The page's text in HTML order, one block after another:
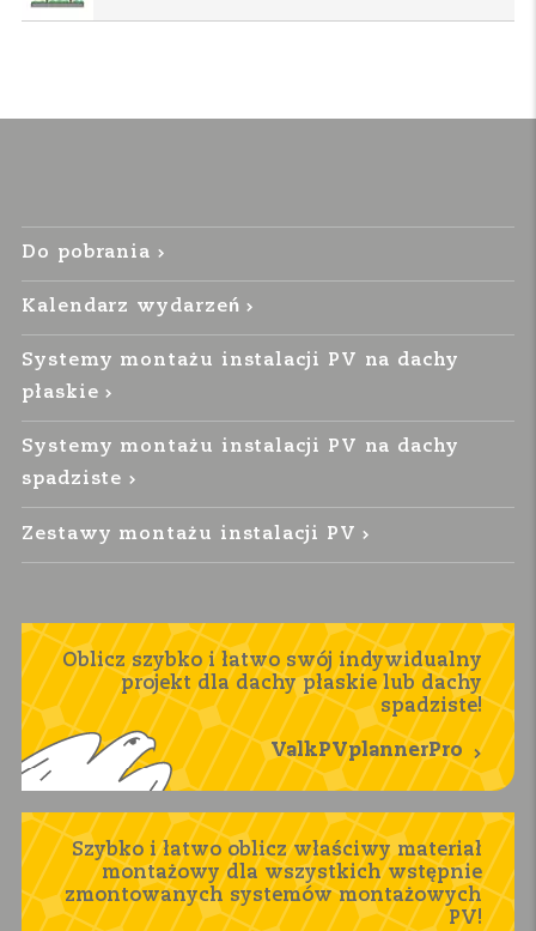
Do pobrania
Kalendarz wydarzeń
Systemy montażu instalacji PV na dachy
płaskie
Systemy montażu instalacji PV na dachy
spadziste
Zestawy montażu instalacji PV
Oblicz szybko i łatwo swój indywidualny
projekt dla dachy płaskie lub dachy
spadziste!
ValkPVplannerPro
Szybko i łatwo oblicz właściwy materiał
montażowy dla wszystkich wstępnie
zmontowanych systemów montażowych
PV!